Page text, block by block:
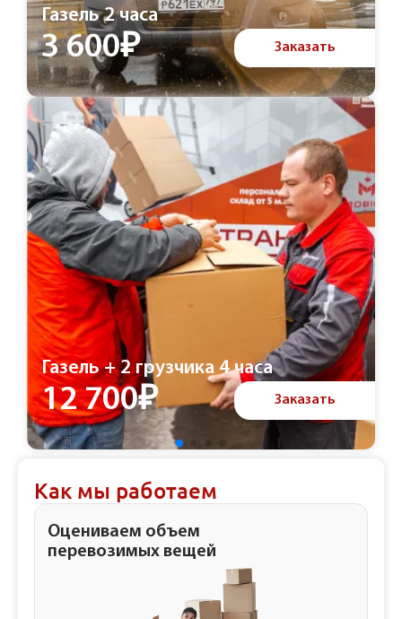
Газель 2 часа
3 600₽ Заказать
Газель + 2 грузчика 4 часа
12 700₽ Заказать
Как мы работаем
Оцениваем объем
перевозимых вещей